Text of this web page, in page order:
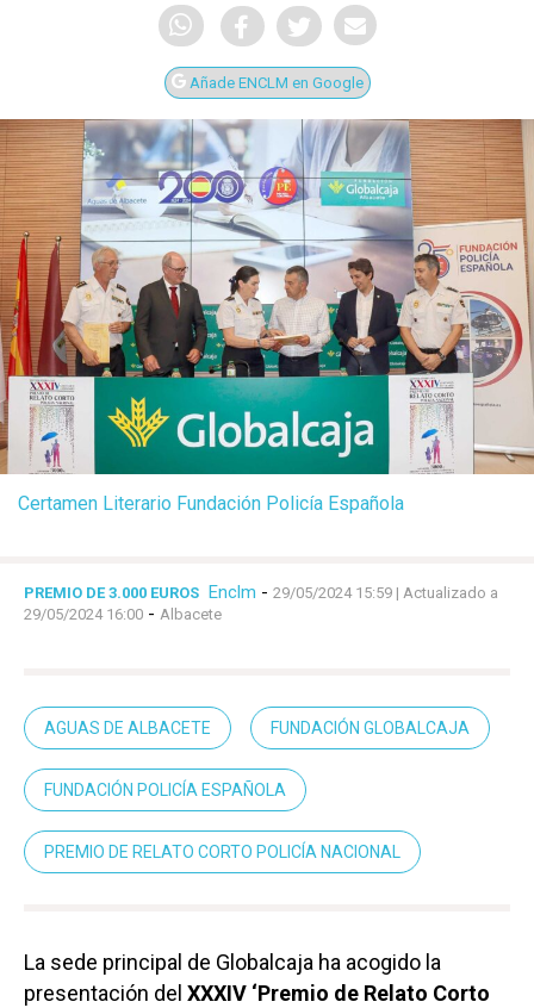
Añade ENCLM en Google
Certamen Literario Fundación Policía Española
PREMIO DE 3.000 EUROS Enclm - 29/05/2024 15:59 | Actualizado a
29/05/2024 16:00 - Albacete
AGUAS DE ALBACETE FUNDACIÓN GLOBALCAJA
FUNDACIÓN POLICÍA ESPAÑOLA
PREMIO DE RELATO CORTO POLICÍA NACIONAL
La sede principal de Globalcaja ha acogido la
presentación del XXXIV ‘Premio de Relato Corto